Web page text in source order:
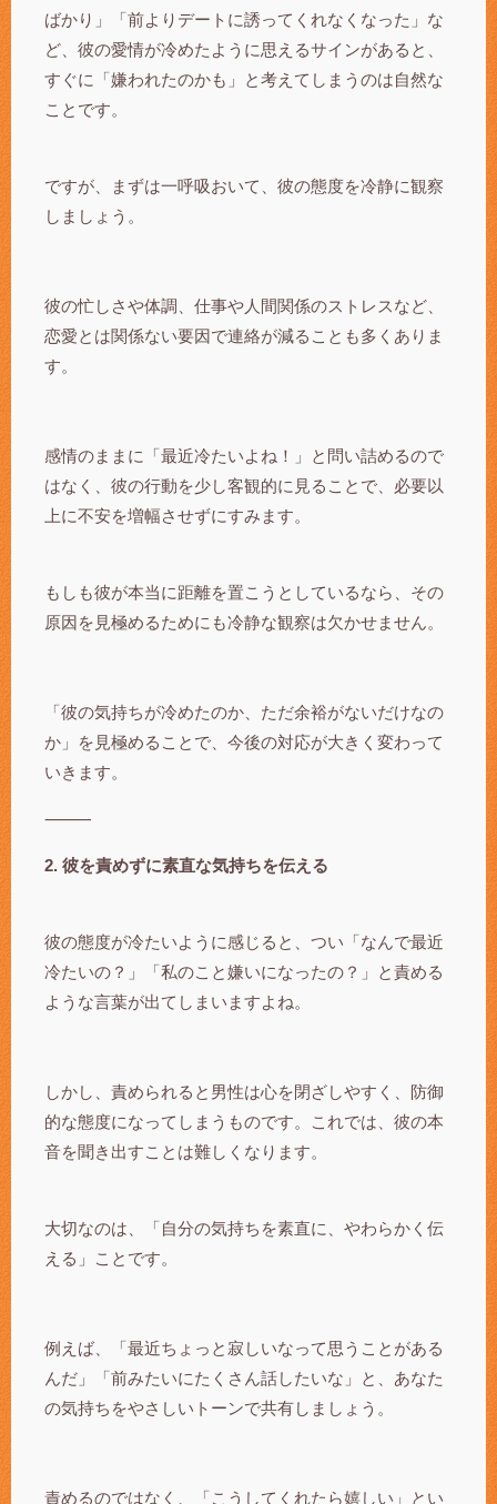
ばかり」「前よりデートに誘ってくれなくなった」な
ど、彼の愛情が冷めたように思えるサインがあると、
すぐに「嫌われたのかも」と考えてしまうのは自然な
ことです。
ですが、まずは一呼吸おいて、彼の態度を冷静に観察
しましょう。
彼の忙しさや体調、仕事や人間関係のストレスなど、
恋愛とは関係ない要因で連絡が減ることも多くありま
す。
感情のままに「最近冷たいよね！」と問い詰めるので
はなく、彼の行動を少し客観的に見ることで、必要以
上に不安を増幅させずにすみます。
もしも彼が本当に距離を置こうとしているなら、その
原因を見極めるためにも冷静な観察は欠かせません。
「彼の気持ちが冷めたのか、ただ余裕がないだけなの
か」を見極めることで、今後の対応が大きく変わって
いきます。
⸻
2. 彼を責めずに素直な気持ちを伝える
彼の態度が冷たいように感じると、つい「なんで最近
冷たいの？」「私のこと嫌いになったの？」と責める
ような言葉が出てしまいますよね。
しかし、責められると男性は心を閉ざしやすく、防御
的な態度になってしまうものです。これでは、彼の本
音を聞き出すことは難しくなります。
大切なのは、「自分の気持ちを素直に、やわらかく伝
える」ことです。
例えば、「最近ちょっと寂しいなって思うことがある
んだ」「前みたいにたくさん話したいな」と、あなた
の気持ちをやさしいトーンで共有しましょう。
責めるのではなく、「こうしてくれたら嬉しい」とい